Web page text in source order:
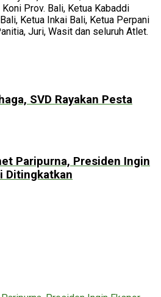
Prov. Bali, Ketua Kabaddi
Ketua Inkai Bali, Ketua Perpani
Juri, Wasit dan seluruh Atlet.
SVD Rayakan Pesta
Paripurna, Presiden Ingin
Ditingkatkan